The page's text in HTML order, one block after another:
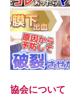
協会について